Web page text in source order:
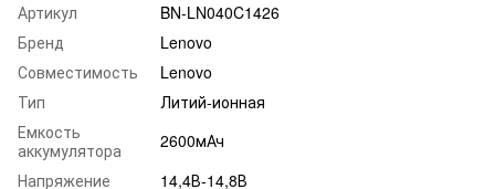
Артикул
BN-LN040C1426
Бренд
Lenovo
Совместимость
Lenovo
Тип
Литий-ионная
Емкость
аккумулятора
2600мАч
Напряжение
14,4В-14,8В